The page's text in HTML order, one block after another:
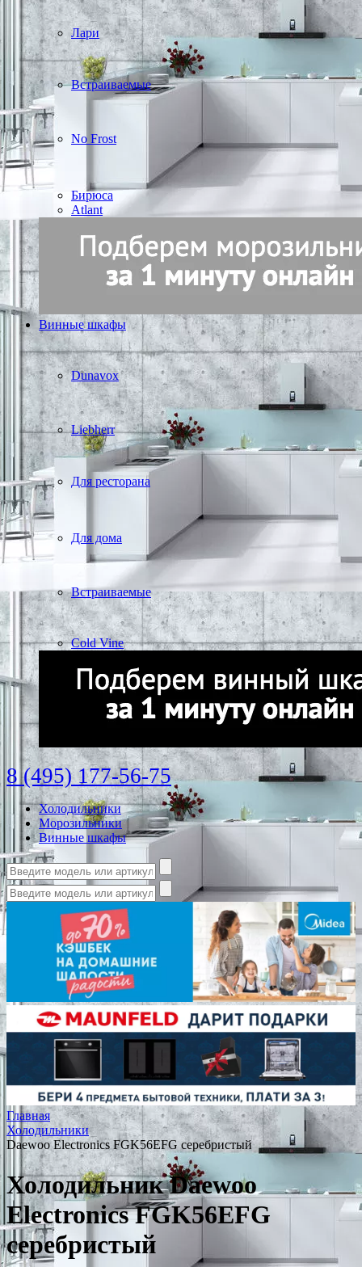
Лари
Встраиваемые
No Frost
Бирюса
Atlant
Винные шкафы
Dunavox
Liebherr
Для ресторана
Для дома
Встраиваемые
Cold Vine
8 (495) 177-56-75
Холодильники
Морозильники
Винные шкафы
Главная
Холодильники
Daewoo Electronics FGK56EFG серебристый
Холодильник Daewoo
Electronics FGK56EFG
серебристый